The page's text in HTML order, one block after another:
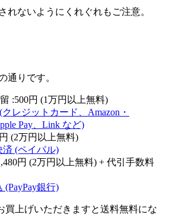
れないようにくれぐれもご注意。
通りです。
:500円 (1万円以上無料)
(2万円以上無料)
円 (2万円以上無料) + 代引手数料
買上げいただきますと送料無料にな